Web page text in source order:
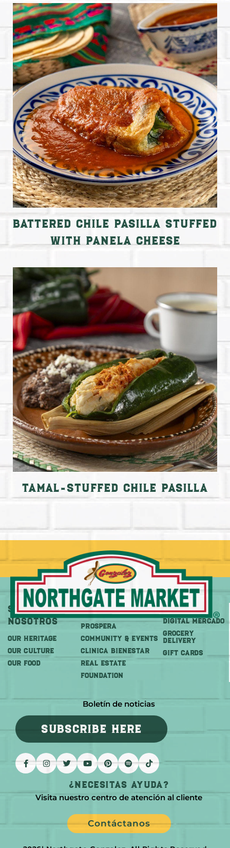
Battered Chile Pasilla Stuffed
with Panela Cheese
Tamal-Stuffed Chile Pasilla
Sobre
Nosotros
OUR HERITAGE
OUR CULTURE
OUR FOOD
Más
PROSPERA
COMMUNITY & EVENTS
CLINICA BIENESTAR
REAL ESTATE
FOUNDATION
Comprar
DIGITAL MERCADO
Grocery
Delivery
GIFT CARDS
Boletín de noticias
SUBSCRIBE HERE
¿Necesitas Ayuda?
Visita nuestro centro de atención al cliente
Contáctanos